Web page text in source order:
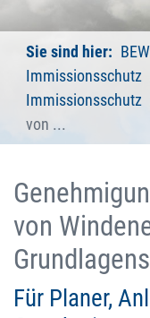
Sie sind hier: BEW
Immissionsschutz
Immissionsschutz
von ...
von
Für Planer,